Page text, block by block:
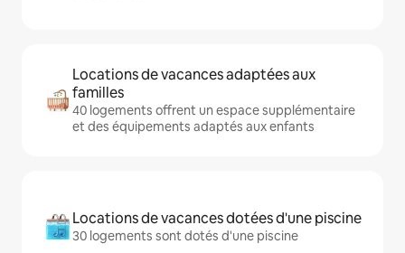
Locations de vacances adaptées aux
familles
40 logements offrent un espace supplémentaire
et des équipements adaptés aux enfants
Locations de vacances dotées d'une piscine
30 logements sont dotés d'une piscine